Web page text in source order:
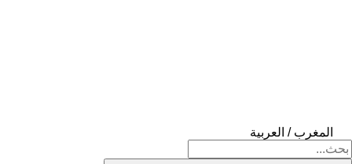
المغرب / العربية